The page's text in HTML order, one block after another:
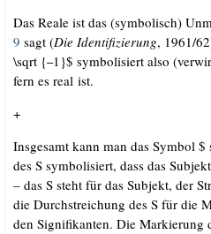
Das Rea­le ist das (sym­bo­lisch)
9 sagt (Die Iden­ti­fi­zie­rung, 1961/​
\sqrt {–1}$ sym­bo­li­siert also
fern es real ist.
+
Ins­ge­samt kann man das Sym­bol
des S sym­bo­li­siert, dass das
– das S steht für das Sub­jekt, der
die Durch­strei­chung des S für die
den Signi­fi­kan­ten. Die Mar­kie­rung